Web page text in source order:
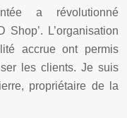
a révolutionné
Shop’. L’organisation
accrue ont permis
les clients. Je suis
propriétaire de la